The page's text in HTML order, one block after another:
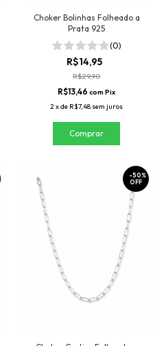
Choker Bolinhas Folheado a
Prata 925
(0)
R$14,95
R$29,90
R$13,46com Pix
2xde R$7,48 sem juros
-50%
OFF